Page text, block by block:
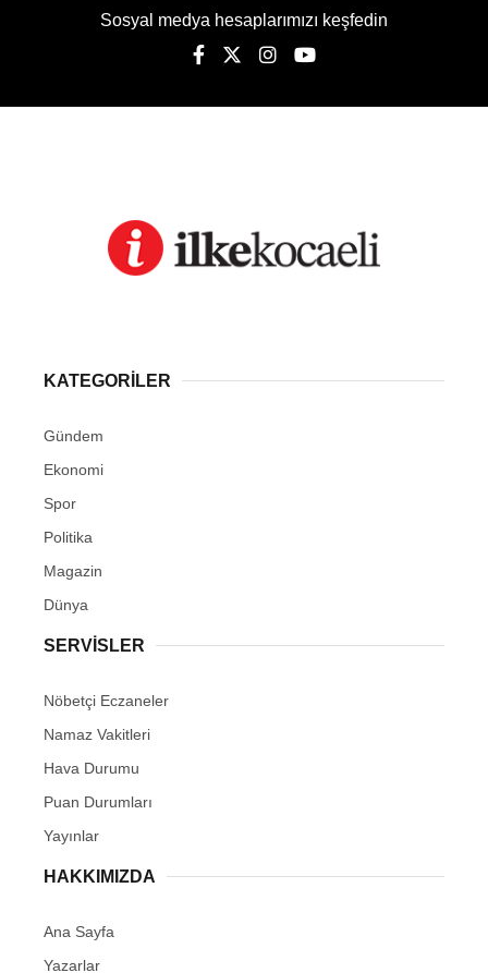
Sosyal medya hesaplarımızı keşfedin
KATEGORİLER
Gündem
Ekonomi
Spor
Politika
Magazin
Dünya
SERVİSLER
Nöbetçi Eczaneler
Namaz Vakitleri
Hava Durumu
Puan Durumları
Yayınlar
HAKKIMIZDA
Ana Sayfa
Yazarlar